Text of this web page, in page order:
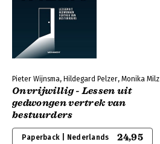
Pieter Wijnsma, Hildegard Pelzer, Monika Milz
Onvrijwillig - Lessen uit
gedwongen vertrek van
bestuurders
Paperback | Nederlands 24,95